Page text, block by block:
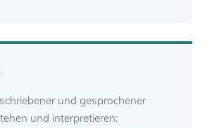
und gesprochener
und interpretieren;